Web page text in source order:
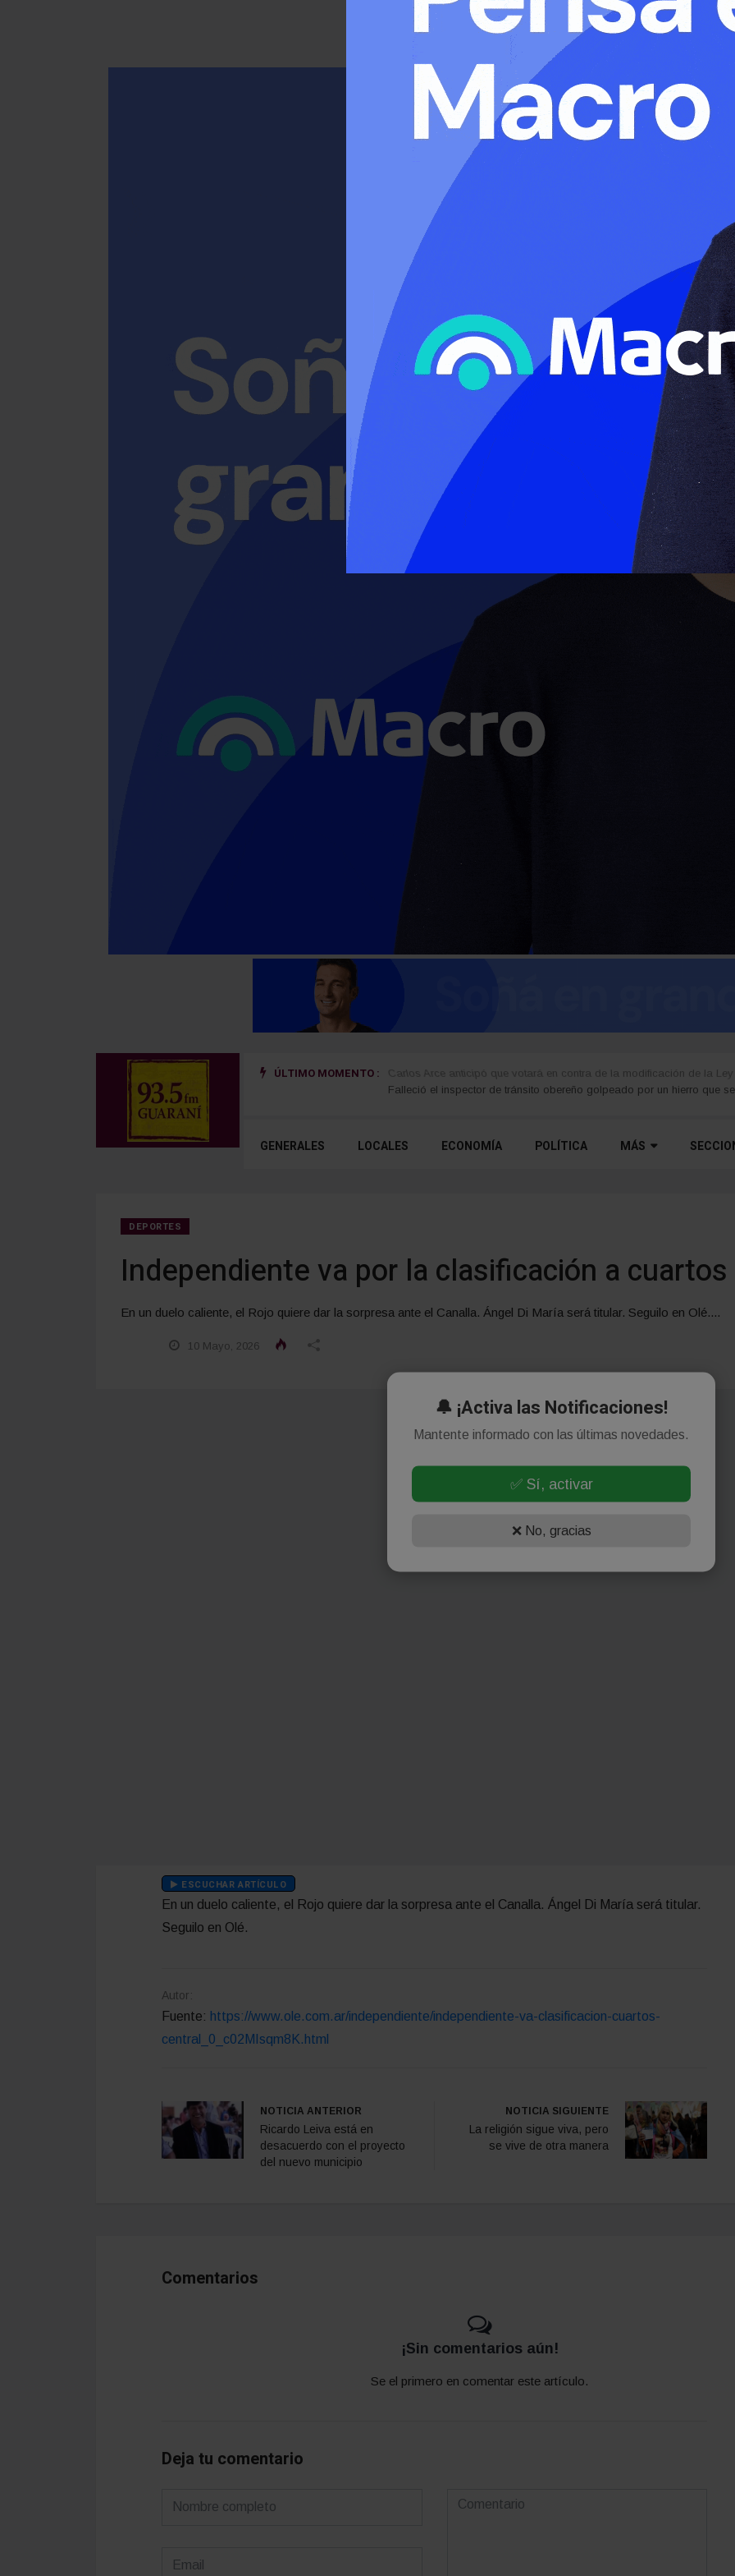
ÚLTIMO MOMENTO :
por un hierro que se desprendió de un camión Carlos Arce anticipó que votará en contra de la modificación de la Ley
GENERALES LOCALES ECONOMÍA POLÍTICA MÁS
DEPORTES
Independiente va por la clasificación a
En un duelo caliente, el Rojo quiere dar la sorpresa ante el Canalla. Ángel Di María será titular. Seguilo en Olé....
10 Mayo, 2026
ESCUCHAR ARTÍCULO
En un duelo caliente, el Rojo quiere dar la sorpresa ante el Canalla. Ángel Di María será titular.
Seguilo en Olé.
Autor:
Fuente: https://www.ole.com.ar/independiente/independiente-va-clasificacion-cuartos-
central_0_c02MIsqm8K.html
NOTICIA ANTERIOR
Ricardo Leiva está en
desacuerdo con el proyecto
del nuevo municipio
NOTICIA SIGUIENTE
La religión sigue viva, pero
se vive de otra manera
Comentarios
¡Sin comentarios aún!
Se el primero en comentar este artículo.
Deja tu comentario
🔔 ¡Activa las Notificaciones!
Mantente informado con las últimas novedades.
✅ Sí, activar
❌ No, gracias